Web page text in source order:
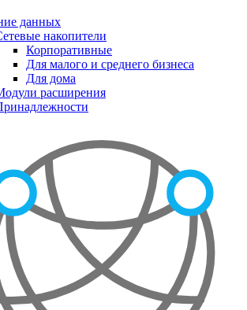
данных
накопители
Корпоративные
Для малого и среднего бизнеса
Для дома
расширения